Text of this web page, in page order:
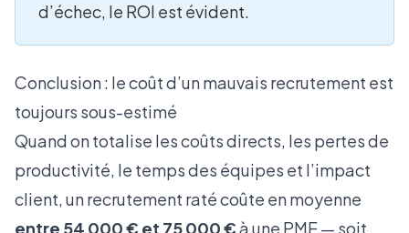
d’échec, le ROI est évident.
Conclusion : le coût d’un mauvais recrutement est
toujours sous-estimé
Quand on totalise les coûts directs, les pertes de
productivité, le temps des équipes et l’impact
client, un recrutement raté coûte en moyenne
entre 54 000 € et 75 000 €à une PME — soit